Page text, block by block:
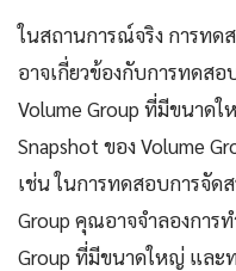
ในสถานการณ์จริง การทด
อาจเกี่ยวข้องกับการทดส
Volume Group ที่มีขนาด
Snapshot ของ Volume
เช่น ในการทดสอบการจัด
Group คุณอาจจำลองการท
Group ที่มีขนาดใหญ่ และ